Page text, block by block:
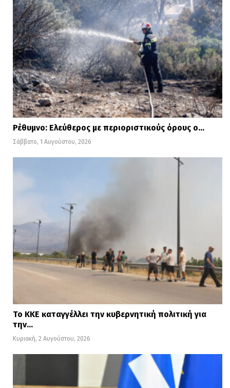
Ρέθυμνο: Ελεύθερος με περιοριστικούς όρους ο…
Σάββατο, 1 Αυγούστου, 2026
Το ΚΚΕ καταγγέλλει την κυβερνητική πολιτική για
την…
Κυριακή, 2 Αυγούστου, 2026